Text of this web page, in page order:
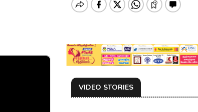
VIDEO STORIES